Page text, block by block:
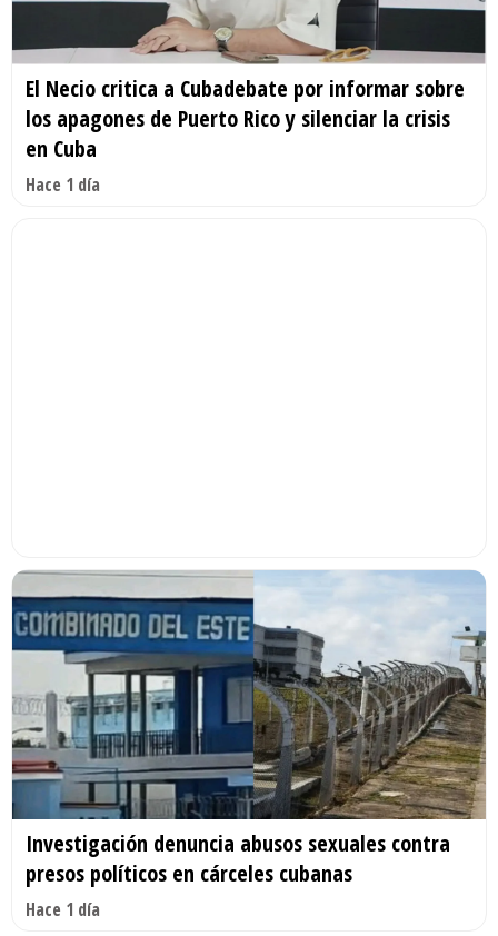
El Necio critica a Cubadebate por informar sobre
los apagones de Puerto Rico y silenciar la crisis
en Cuba
Hace 1 día
Investigación denuncia abusos sexuales contra
presos políticos en cárceles cubanas
Hace 1 día